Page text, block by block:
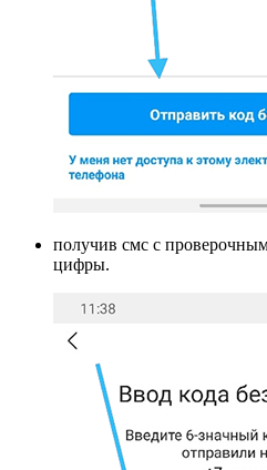
получив смс с
цифры.